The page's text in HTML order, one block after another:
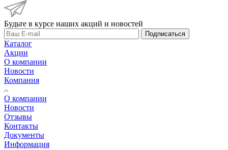
Будьте в курсе наших акций и новостей
Подписаться
Каталог
Акции
О компании
Новости
Компания
О компании
Новости
Отзывы
Контакты
Документы
Информация